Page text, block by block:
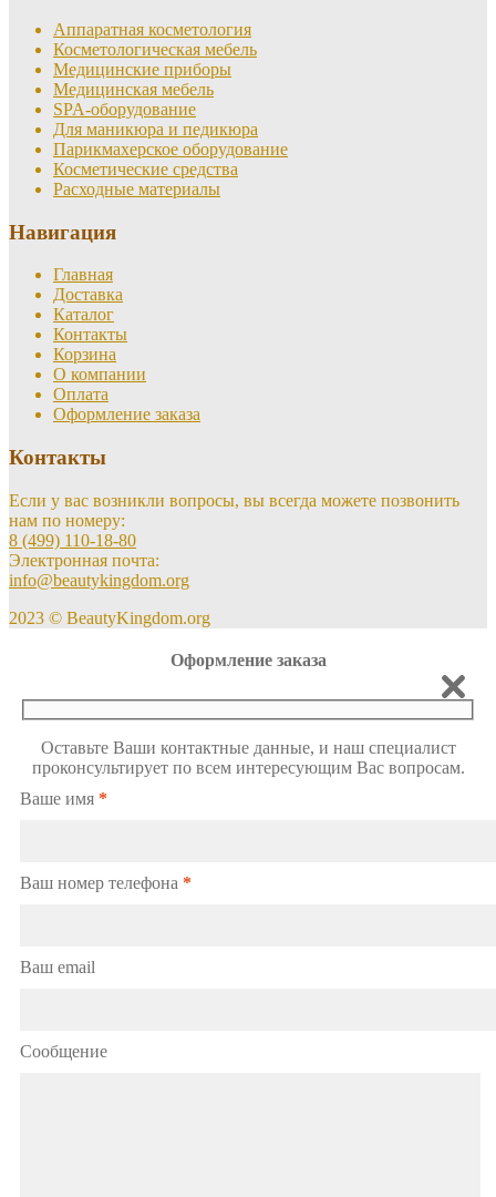
Аппаратная косметология
Косметологическая мебель
Медицинские приборы
Медицинская мебель
SPA-оборудование
Для маникюра и педикюра
Парикмахерское оборудование
Косметические средства
Расходные материалы
Навигация
Главная
Доставка
Каталог
Контакты
Корзина
О компании
Оплата
Оформление заказа
Контакты
Если у вас возникли вопросы, вы всегда можете позвонить
нам по номеру:
8 (499) 110-18-80
Электронная почта:
info@beautykingdom.org
2023 © BeautyKingdom.org
Оформление заказа
Оставьте Ваши контактные данные, и наш специалист
проконсультирует по всем интересующим Вас вопросам.
Ваше имя *
Ваш номер телефона *
Ваш email
Сообщение